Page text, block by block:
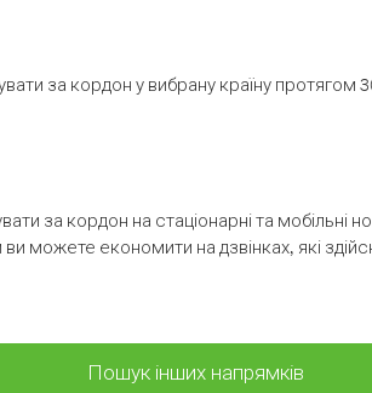
за кордон у вибрану країну протягом
за кордон на стаціонарні та
можете економити на дзвінках, які
Пошук інших напрямків